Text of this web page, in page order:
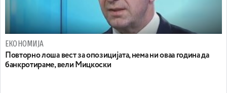
ЕКОНОМИЈА
Повторно лоша вест за опозицијата, нема ни оваа година да
банкротираме, вели Мицкоски